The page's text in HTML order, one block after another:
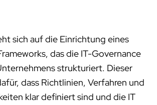
sich auf die Einrichtung eines
das die IT-Governance
strukturiert. Dieser
dass Richtlinien, Verfahren und
klar definiert sind und die IT